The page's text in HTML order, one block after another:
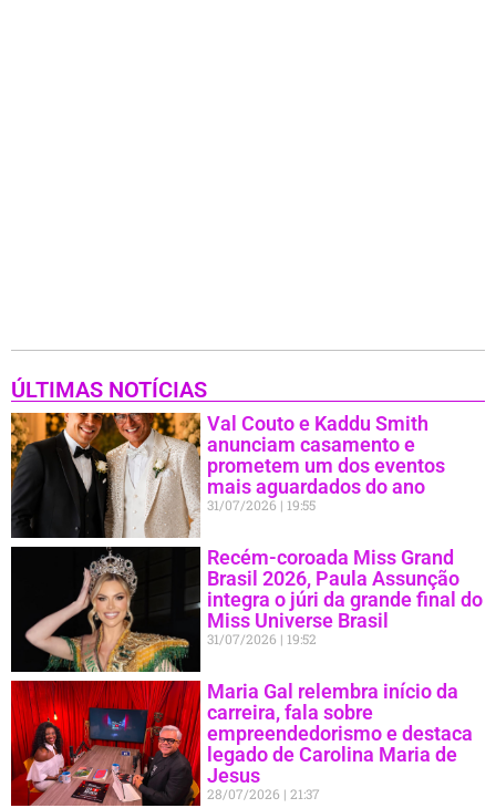
ÚLTIMAS NOTÍCIAS
Val Couto e Kaddu Smith
anunciam casamento e
prometem um dos eventos
mais aguardados do ano
31/07/2026 19:55
Recém-coroada Miss Grand
Brasil 2026, Paula Assunção
integra o júri da grande final do
Miss Universe Brasil
31/07/2026 19:52
Maria Gal relembra início da
carreira, fala sobre
empreendedorismo e destaca
legado de Carolina Maria de
Jesus
28/07/2026 21:37